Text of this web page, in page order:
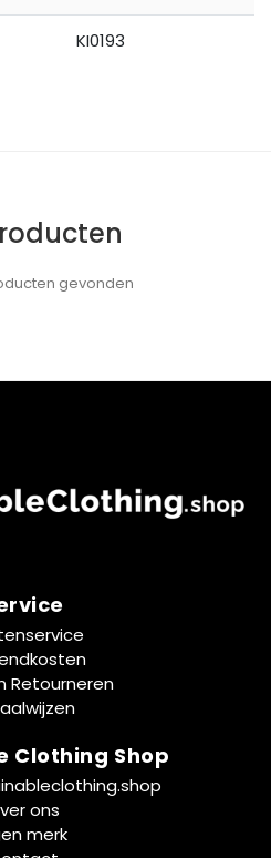
KI0193
gevonden
Retourneren
Clothing Shop
ons
merk